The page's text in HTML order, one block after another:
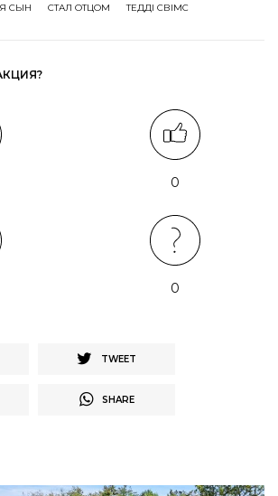
СЫН СТАЛ ОТЦОМ ТЕДДІ СВІМС
0
0
TWEET
SHARE